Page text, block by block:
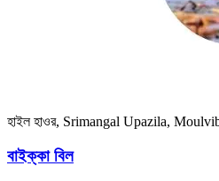
হাইল হাওর, Srimangal Upazila,
বাইক্কা বিল